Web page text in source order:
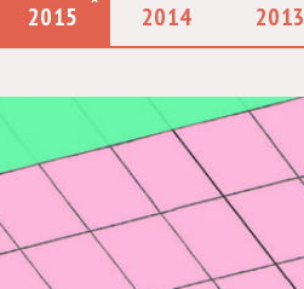
2015 2014 2013